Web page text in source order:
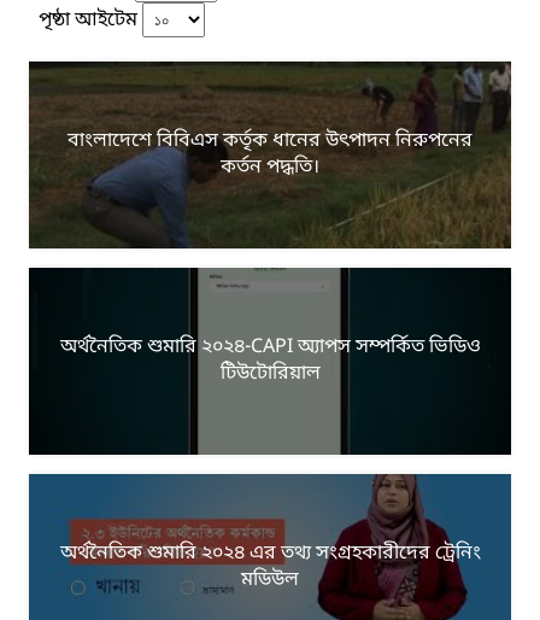
পৃষ্ঠা আইটেম
বাংলাদেশে বিবিএস কর্তৃক ধানের উৎপাদন নিরুপনের
কর্তন পদ্ধতি।
অর্থনৈতিক শুমারি ২০২৪-CAPI অ্যাপস সম্পর্কিত ভিডিও
টিউটোরিয়াল
অর্থনৈতিক শুমারি ২০২৪ এর তথ্য সংগ্রহকারীদের ট্রেনিং
মডিউল